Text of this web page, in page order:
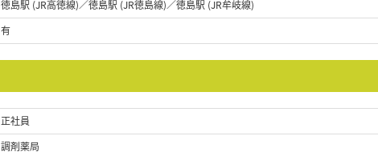
徳島駅 (JR高徳線)／徳島駅 (JR徳島線)／徳島駅 (JR牟岐線)
有
正社員
調剤薬局